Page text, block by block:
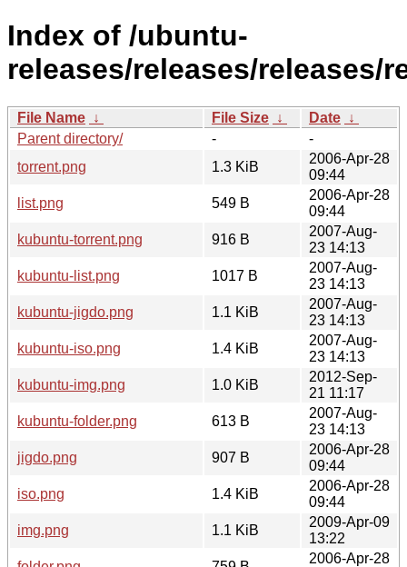
Index of /ubuntu-
releases/releases/releases/
File Name ↓ File Size ↓ Date ↓
Parent directory/
-
-
torrent.png
1.3 KiB
2006-Apr-28
09:44
list.png
549 B
2006-Apr-28
09:44
kubuntu-torrent.png
916 B
2007-Aug-
23 14:13
kubuntu-list.png
1017 B
2007-Aug-
23 14:13
kubuntu-jigdo.png
1.1 KiB
2007-Aug-
23 14:13
kubuntu-iso.png
1.4 KiB
2007-Aug-
23 14:13
kubuntu-img.png
1.0 KiB
2012-Sep-
21 11:17
kubuntu-folder.png
613 B
2007-Aug-
23 14:13
jigdo.png
907 B
2006-Apr-28
09:44
iso.png
1.4 KiB
2006-Apr-28
09:44
img.png
1.1 KiB
2009-Apr-09
13:22
2006-Apr-28